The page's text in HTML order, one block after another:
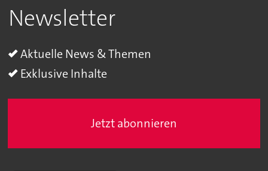
Newsletter
Aktuelle News & Themen
Exklusive Inhalte
Jetzt abonnieren